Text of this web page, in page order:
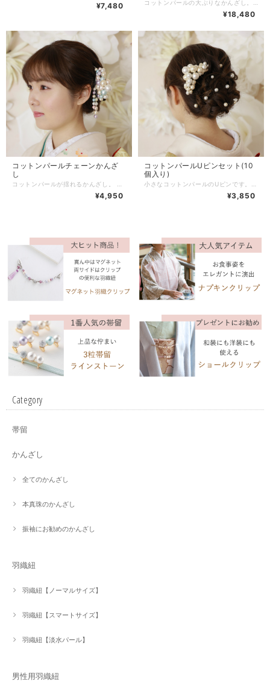
¥7,480
¥18,480
コットンパールチェーンかんざ
し
¥4,950
コットンパールUピンセット(10
個入り)
¥3,850
Category
帯留
かんざし
全てのかんざし
本真珠のかんざし
振袖にお勧めのかんざし
羽織紐
羽織紐【ノーマルサイズ】
羽織紐【スマートサイズ】
羽織紐【淡水パール】
男性用羽織紐